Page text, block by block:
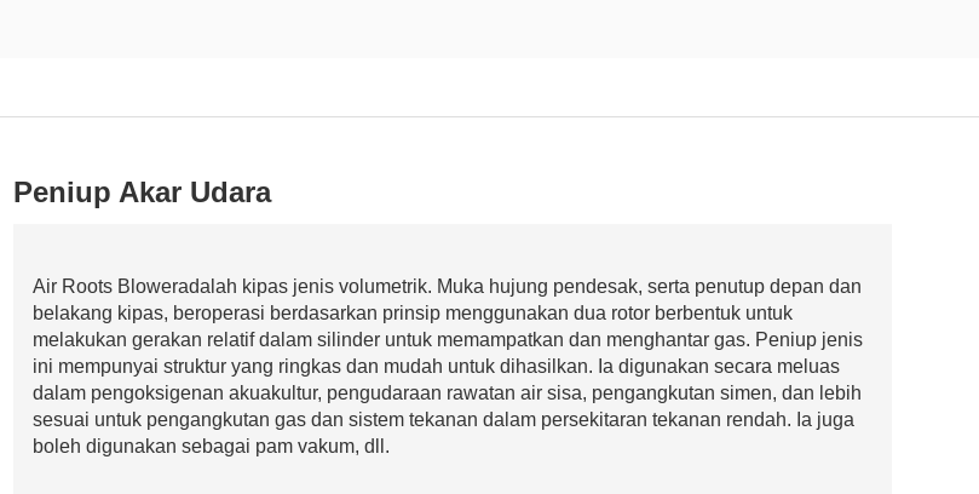
Peniup Akar Udara
Air Roots Bloweradalah kipas jenis volumetrik. Muka hujung pendesak, serta penutup depan dan
belakang kipas, beroperasi berdasarkan prinsip menggunakan dua rotor berbentuk untuk
melakukan gerakan relatif dalam silinder untuk memampatkan dan menghantar gas. Peniup jenis
ini mempunyai struktur yang ringkas dan mudah untuk dihasilkan. Ia digunakan secara meluas
dalam pengoksigenan akuakultur, pengudaraan rawatan air sisa, pengangkutan simen, dan lebih
sesuai untuk pengangkutan gas dan sistem tekanan dalam persekitaran tekanan rendah. Ia juga
boleh digunakan sebagai pam vakum, dll.